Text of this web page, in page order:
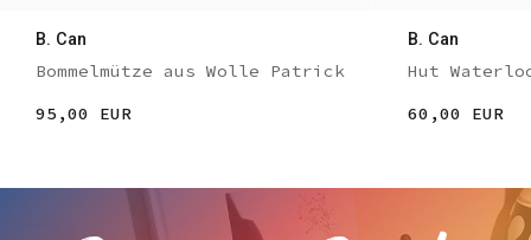
B. Can
Bommelmütze aus Wolle Patrick
95,00 EUR
B. Can
Hut
60,00 EUR